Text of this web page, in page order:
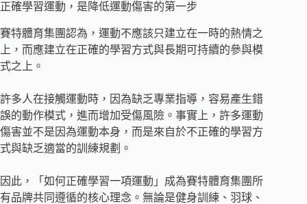
正確學習運動，是降低運動傷害的第一步
賽特體育集團認為，運動不應該只建立在一時的熱情之
上，而應建立在正確的學習方式與長期可持續的參與模
式之上。
許多人在接觸運動時，因為缺乏專業指導，容易產生錯
誤的動作模式，進而增加受傷風險。事實上，許多運動
傷害並不是因為運動本身，而是來自於不正確的學習方
式與缺乏適當的訓練規劃。
因此，「如何正確學習一項運動」成為賽特體育集團所
有品牌共同遵循的核心理念。無論是健身訓練、羽球、